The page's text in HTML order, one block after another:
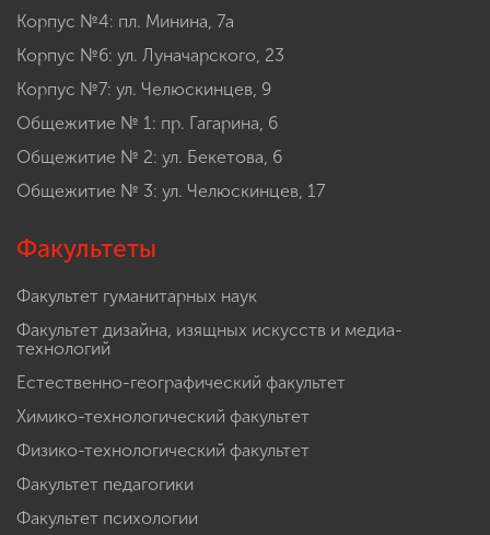
Корпус №4: пл. Минина, 7а
Корпус №6: ул. Луначарского, 23
Корпус №7: ул. Челюскинцев, 9
Общежитие № 1: пр. Гагарина, 6
Общежитие № 2: ул. Бекетова, 6
Общежитие № 3: ул. Челюскинцев, 17
Факультеты
Факультет гуманитарных наук
Факультет дизайна, изящных искусств и медиа-
технологий
Естественно-географический факультет
Химико-технологический факультет
Физико-технологический факультет
Факультет педагогики
Факультет психологии